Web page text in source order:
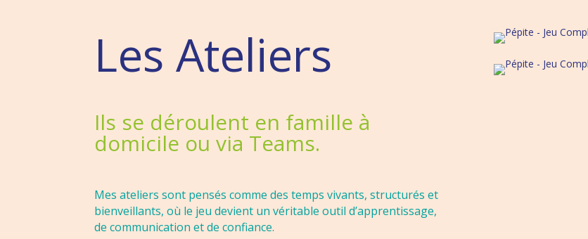
Les Ateliers
Ils se déroulent en famille à
domicile ou via Teams.
Mes ateliers sont pensés comme des temps vivants, structurés et
bienveillants, où le jeu devient un véritable outil d’apprentissage,
de communication et de confiance.